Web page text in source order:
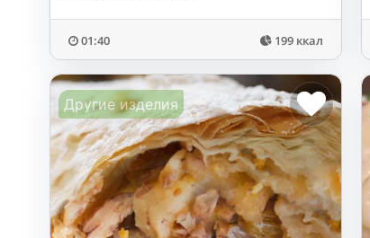
01:40 199 ккал
Другие изделия